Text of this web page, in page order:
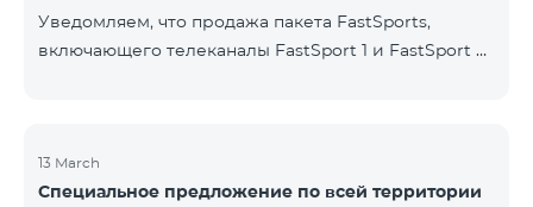
Уведомляем, что продажа пакета FastSports,
включающего телеканалы FastSport 1 и FastSport 2,
решением вещателя. По вопросам или для
получения дополнительной информации просим
13 March
Специальное предложение по всей территории